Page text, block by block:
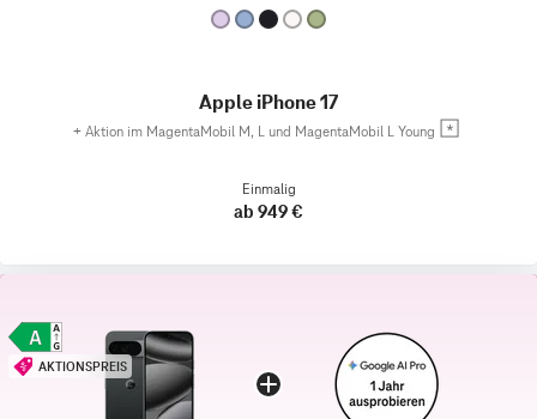
Apple iPhone 17
+ Aktion im MagentaMobil M, L und MagentaMobil L Young
Einmalig
ab 949 €
AKTIONSPREIS